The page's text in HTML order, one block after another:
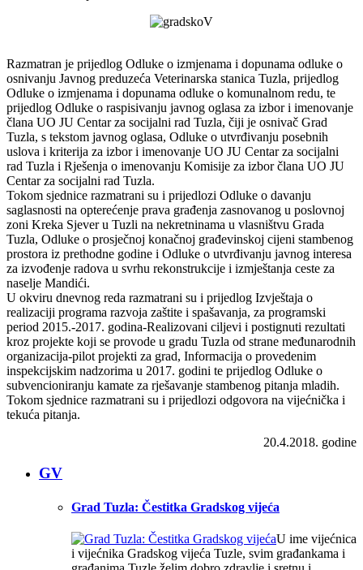
Razmatran je prijedlog Odluke o izmjenama i dopunama odluke o
osnivanju Javnog preduzeća Veterinarska stanica Tuzla, prijedlog
Odluke o izmjenama i dopunama odluke o komunalnom redu, te
prijedlog Odluke o raspisivanju javnog oglasa za izbor i imenovanje
člana UO JU Centar za socijalni rad Tuzla, čiji je osnivač Grad
Tuzla, s tekstom javnog oglasa, Odluke o utvrđivanju posebnih
uslova i kriterija za izbor i imenovanje UO JU Centar za socijalni
rad Tuzla i Rješenja o imenovanju Komisije za izbor člana UO JU
Centar za socijalni rad Tuzla.
Tokom sjednice razmatrani su i prijedlozi Odluke o davanju
saglasnosti na opterećenje prava građenja zasnovanog u poslovnoj
zoni Kreka Sjever u Tuzli na nekretninama u vlasništvu Grada
Tuzla, Odluke o prosječnoj konačnoj građevinskoj cijeni stambenog
prostora iz prethodne godine i Odluke o utvrđivanju javnog interesa
za izvođenje radova u svrhu rekonstrukcije i izmještanja ceste za
naselje Mandići.
U okviru dnevnog reda razmatrani su i prijedlog Izvještaja o
realizaciji programa razvoja zaštite i spašavanja, za programski
period 2015.-2017. godina-Realizovani ciljevi i postignuti rezultati
kroz projekte koji se provode u gradu Tuzla od strane međunarodnih
organizacija-pilot projekti za grad, Informacija o provedenim
inspekcijskim nadzorima u 2017. godini te prijedlog Odluke o
subvencioniranju kamate za rješavanje stambenog pitanja mladih.
Tokom sjednice razmatrani su i prijedlozi odgovora na vijećnička i
tekuća pitanja.
20.4.2018. godine
GV
Grad Tuzla: Čestitka Gradskog vijeća
U ime vijećnica
i vijećnika Gradskog vijeća Tuzle, svim građankama i